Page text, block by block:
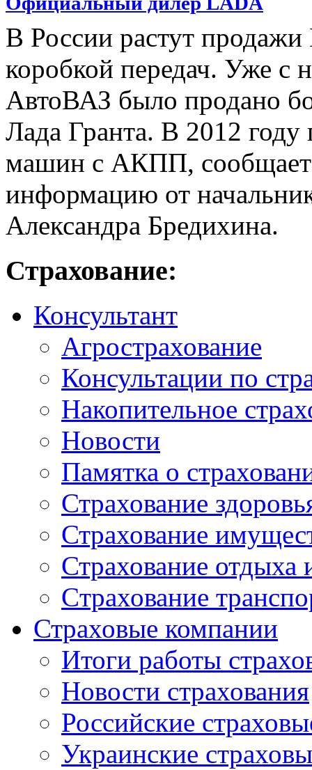
В России растут продажи
коробкой передач. Уже с
АвтоВАЗ было продано
Лада Гранта. В 2012 году
машин с АКПП, сообщает
информацию от
Александра Бредихина.
Страхование:
Консультант
Агрострахование
Консультации по
Накопительное
Новости
Памятка о
Страхование
Страхование
Страхование отдыха
Cтрахование
Страховые компании
Итоги работы
Новости страхования
Российские
Украинские